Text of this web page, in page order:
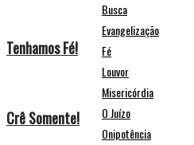
Busca
Evangelização
Fé
Louvor
Misericórdia
O Juízo
Onipotência
Tenhamos Fé!
Crê Somente!